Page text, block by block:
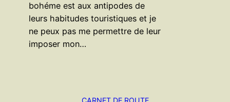
bohéme est aux antipodes de
leurs habitudes touristiques et je
ne peux pas me permettre de leur
imposer mon…